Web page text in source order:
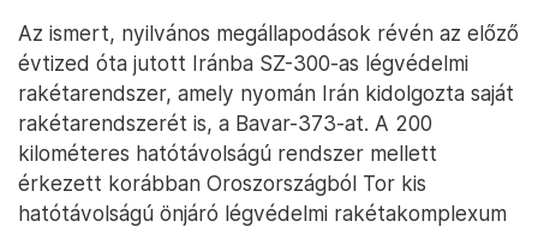
Az ismert, nyilvános megállapodások révén az előző
évtized óta jutott Iránba SZ-300-as légvédelmi
rakétarendszer, amely nyomán Irán kidolgozta saját
rakétarendszerét is, a Bavar-373-at. A 200
kilométeres hatótávolságú rendszer mellett
érkezett korábban Oroszországból Tor kis
hatótávolságú önjáró légvédelmi rakétakomplexum